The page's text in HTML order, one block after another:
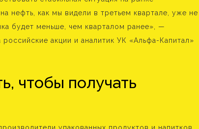
нефть, как мы видели в третьем квартале, уже не
будет меньше, чем кварталом ранее», —
акции и аналитик УК «Альфа-Капитал»
чтобы получать